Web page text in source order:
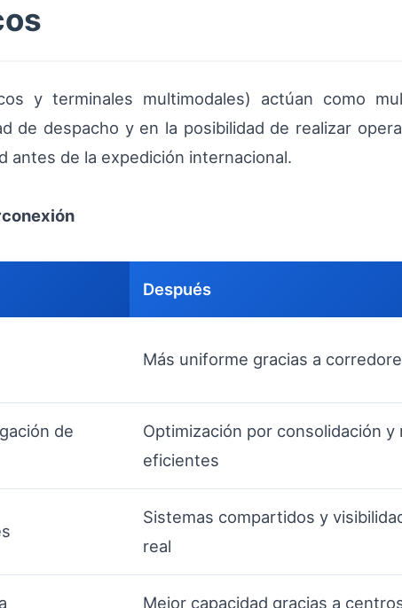
y terminales multimodales) actúan como
de despacho y en la posibilidad de realizar
antes de la expedición internacional.
Después
Más uniforme gracias a
de
Optimización por consolidación y
eficientes
Sistemas compartidos y
real
Mejor capacidad gracias a